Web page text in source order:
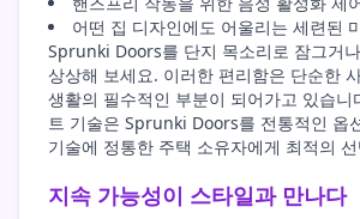
어떤 집 디자인에도 어울리는 세련된
Sprunki Doors를 단지 목소리로 잠그거
상상해 보세요. 이러한 편리함은 단순한
생활의 필수적인 부분이 되어가고 있습니
트 기술은 Sprunki Doors를 전통적인 옵
기술에 정통한 주택 소유자에게 최적의
지속 가능성이 스타일과 만나다